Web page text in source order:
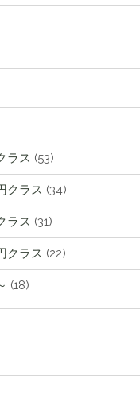
ラス (53)
クラス (34)
ラス (31)
クラス (22)
(18)